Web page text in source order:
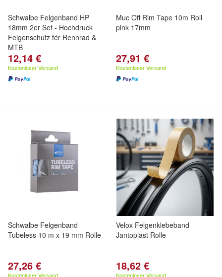
Schwalbe Felgenband HP
18mm 2er Set - Hochdruck
Felgenschutz fér Rennrad &
MTB
12,14 €
Kostenloser Versand
Muc Off Rim Tape 10m Roll
pink 17mm
27,91 €
Kostenloser Versand
Schwalbe Felgenband
Tubeless 10 m x 19 mm Rolle
27,26 €
Kostenloser Versand
Velox Felgenklebeband
Jantoplast Rolle
18,62 €
Kostenloser Versand